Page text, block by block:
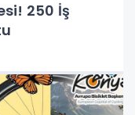
250 İş